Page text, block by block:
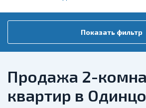
Показать фильтр
Продажа 2-
квартир в